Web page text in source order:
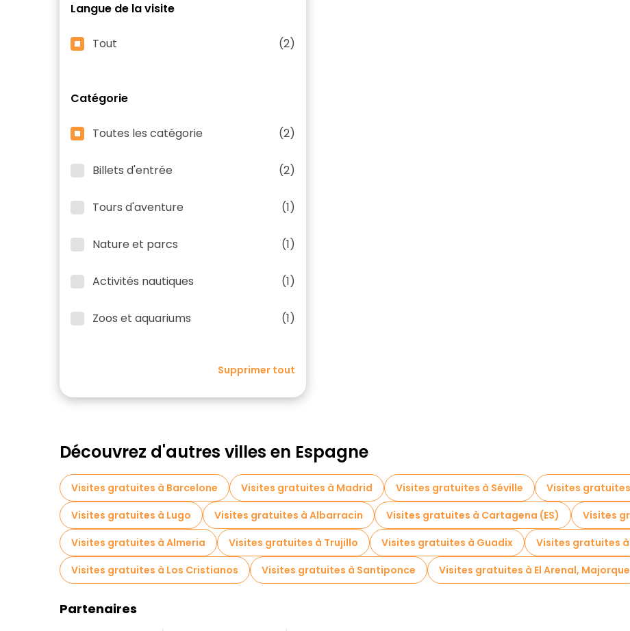
Langue de la visite
Tout (2)
Catégorie
Toutes les catégorie (2)
Billets d'entrée (2)
Tours d'aventure (1)
Nature et parcs (1)
Activités nautiques (1)
Zoos et aquariums (1)
Supprimer tout
Découvrez d'autres villes en Espagne
Visites gratuites à Barcelone Visites gratuites à Madrid Visites gratuites à Séville Visites
Visites gratuites à Lugo
Visites gratuites à Albarracin Visites gratuites à Cartagena (ES)
Visites
Visites gratuites à Almeria
Visites gratuites à Trujillo Visites gratuites à Guadix
Visites gratuites
Visites gratuites à Los Cristianos
Visites gratuites à Santiponce Visites gratuites à El Arenal, Majorque
Partenaires